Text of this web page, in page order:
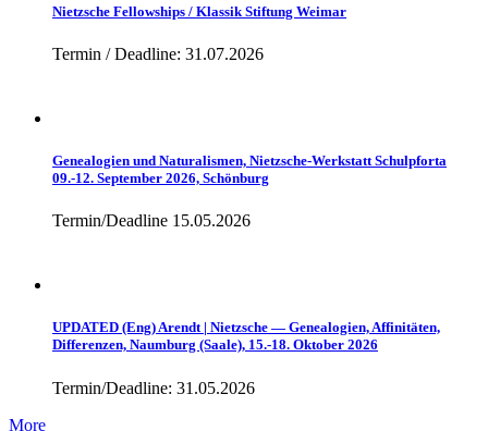
Nietzsche Fellowships / Klassik Stiftung Weimar
Termin / Deadline: 31.07.2026
Genealogien und Naturalismen, Nietzsche-Werkstatt Schulpforta
09.-12. September 2026, Schönburg
Termin/Deadline 15.05.2026
UPDATED (Eng) Arendt | Nietzsche — Genealogien, Affinitäten,
Differenzen, Naumburg (Saale), 15.-18. Oktober 2026
Termin/Deadline: 31.05.2026
More